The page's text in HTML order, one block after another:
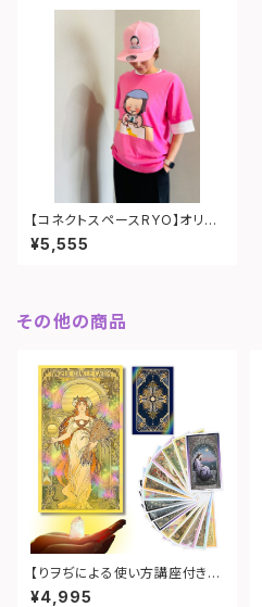
【コネクトスペースRYO】オリジ
ナルイラスト Tシャツ（ピンク）
¥5,555
その他の商品
【りヲぢによる使い方講座付き】
エンジェリックオラクルカード
¥4,995